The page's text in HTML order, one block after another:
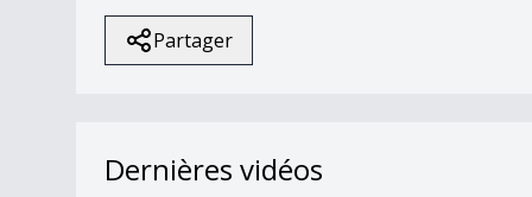
Partager
Dernières vidéos